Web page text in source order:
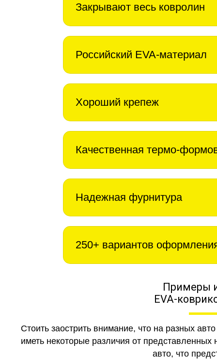
Закрывают весь ковролин
Российский EVA-материал
Хороший крепеж
Качественная термо-
Надежная фурнитура
250+ вариантов
Примеры
EVA-
Стоить заострить внимание, что на разных
иметь некоторые различия от
авто, что